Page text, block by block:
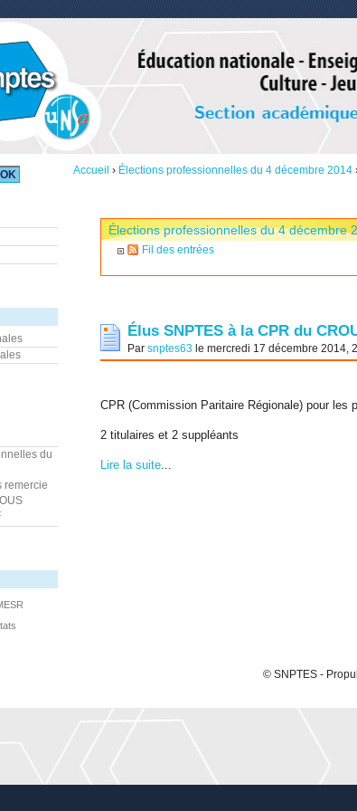
Accueil › Élections professionnelles du 4 décembre 2014
Élections professionnelles du 4 décembre
Fil des entrées
Élus SNPTES à la CPR du
Par snptes63 le mercredi 17 décembre 2014,
CPR (Commission Paritaire Régionale) pour les
2 titulaires et 2 suppléants
Lire la suite...
du
remercie
© SNPTES -